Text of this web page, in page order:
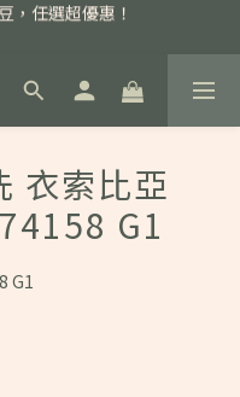
，任選超優惠！
，任選超優惠！
，任選超優惠！
衣索比亞
G1
G1